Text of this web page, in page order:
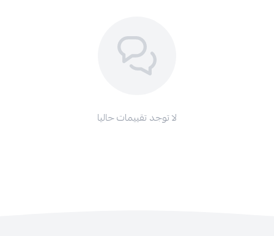
لا توجد تقييمات حاليا